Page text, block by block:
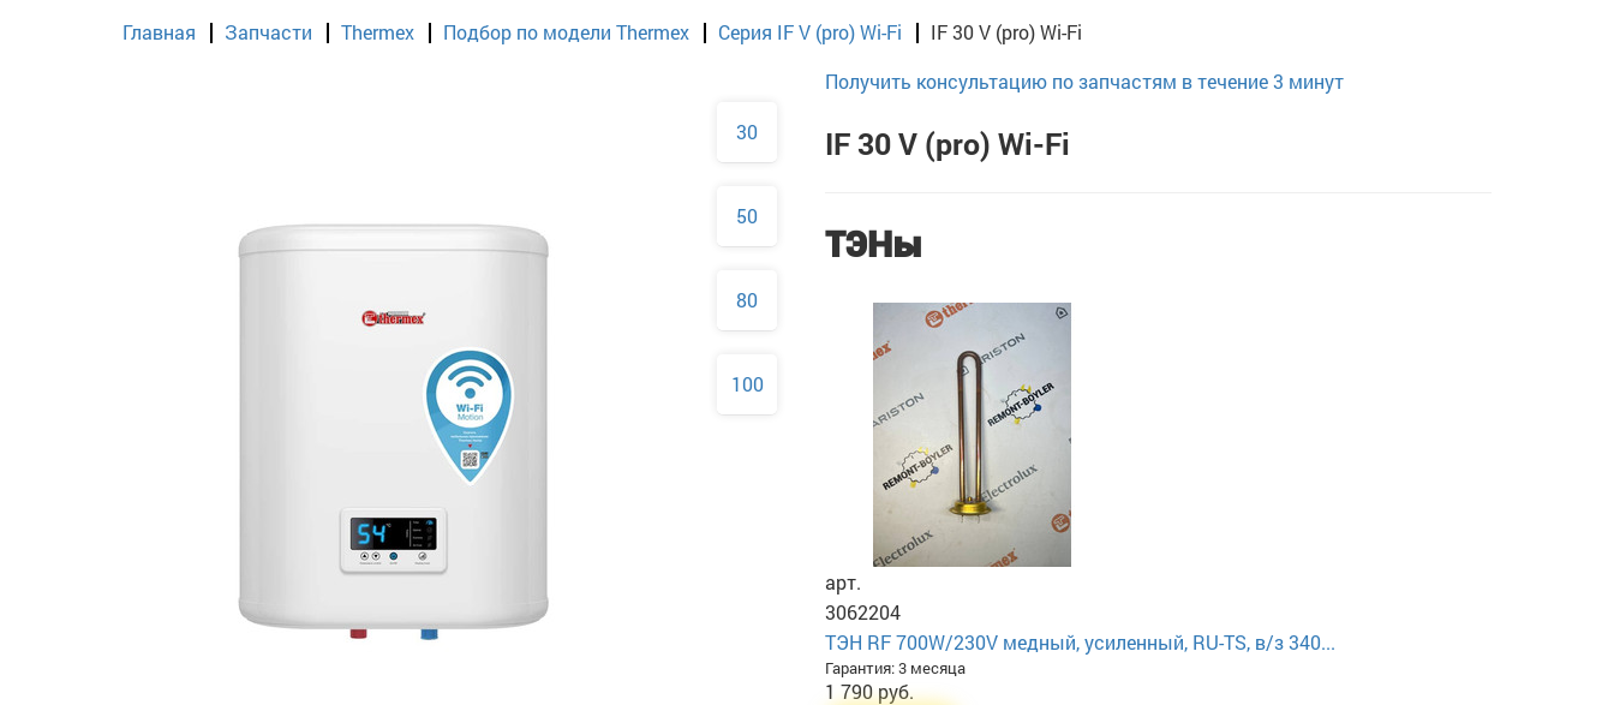
Главная Запчасти Thermex Подбор по модели Thermex Cерия IF V (pro) Wi-Fi IF 30 V (pro) Wi-Fi
30
50
80
100
Получить консультацию по запчастям в течение 3 минут
IF 30 V (pro) Wi-Fi
ТЭНы
арт.
3062204
ТЭН RF 700W/230V медный, усиленный, RU-TS, в/з 340...
Гарантия: 3 месяца
1 790 руб.